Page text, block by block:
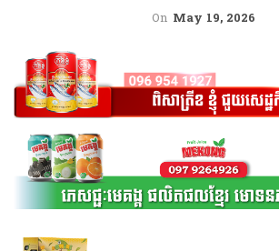
On May 19, 2026